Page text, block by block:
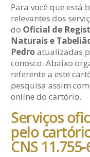
Para você que está
relevantes dos
do Oficial de
Naturais e
Pedro atualizadas
conosco. Abaixo
referente a este
pesquisa assim
online do cartório.
Serviços
pelo
CNS